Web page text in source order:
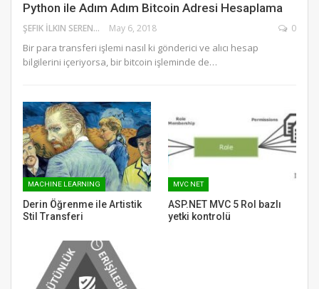
Python ile Adım Adım Bitcoin Adresi Hesaplama
ŞEFIK İLKIN SERENGIL May 6, 2018 0
Bir para transferi işlemi nasıl ki gönderici ve alıcı hesap
bilgilerini içeriyorsa, bir bitcoin işleminde de…
MACHINE LEARNING
Derin Öğrenme ile Artistik
Stil Transferi
MVC NET
ASP.NET MVC 5 Rol bazlı
yetki kontrolü